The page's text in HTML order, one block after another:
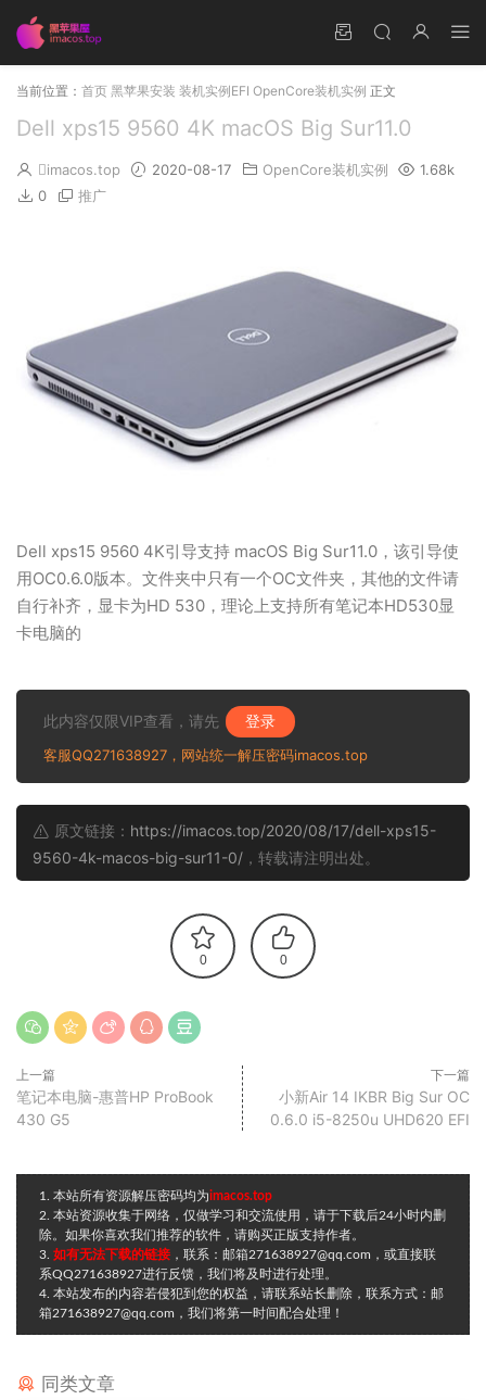
当前位置： 首页 黑苹果安装 装机实例EFI OpenCore装机实例 正文
Dell xps15 9560 4K macOS Big Sur11.0
imacos.top 2020-08-17 OpenCore装机实例
1.68k
0
推广
Dell xps15 9560 4K引导支持 macOS Big Sur11.0，该引导使
用OC0.6.0版本。文件夹中只有一个OC文件夹，其他的文件请
自行补齐，显卡为HD 530，理论上支持所有笔记本HD530显
卡电脑的
此内容仅限VIP查看，请先 登录
客服QQ271638927，网站统一解压密码imacos.top
原文链接： https://imacos.top/2020/08/17/dell-xps15-
9560-4k-macos-big-sur11-0/ ，转载请注明出处。
0 0
上一篇
笔记本电脑-惠普HP ProBook
430 G5
下一篇
小新Air 14 IKBR Big Sur OC
0.6.0 i5-8250u UHD620 EFI
1. 本站所有资源解压密码均为imacos.top
2. 本站资源收集于网络，仅做学习和交流使用，请于下载后24小时内删
除。如果你喜欢我们推荐的软件，请购买正版支持作者。
3. 如有无法下载的链接 ，联系：邮箱271638927@qq.com，或直接联
系QQ271638927进行反馈，我们将及时进行处理。
4. 本站发布的内容若侵犯到您的权益，请联系站长删除，联系方式：邮
箱271638927@qq.com，我们将第一时间配合处理！
同类文章